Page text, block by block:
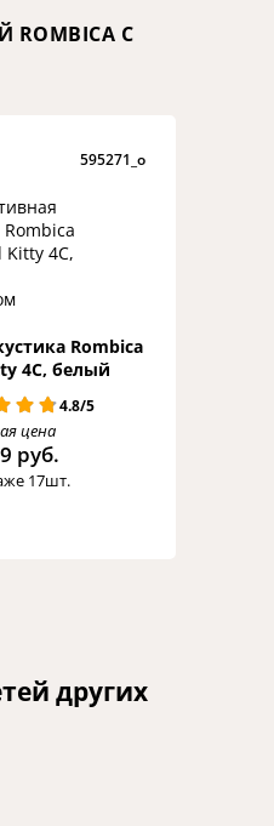
С
595271_o
Rombica
4C, белый
4.8/5
цена
руб.
17шт.
других